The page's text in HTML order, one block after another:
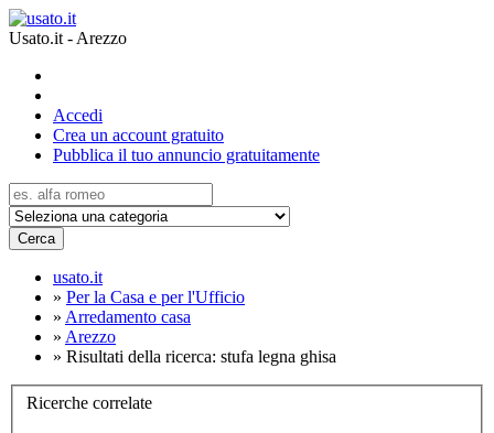
Usato.it - Arezzo
Accedi
Crea un account gratuito
Pubblica il tuo annuncio gratuitamente
Cerca
usato.it
» Per la Casa e per l'Ufficio
» Arredamento casa
» Arezzo
» Risultati della ricerca: stufa legna ghisa
Ricerche correlate